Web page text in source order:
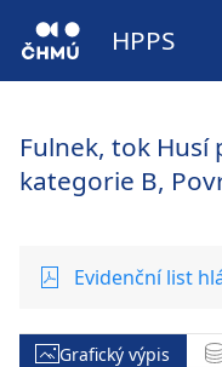
HPPS
Fulnek, tok
kategorie B,
Evidenční list
Grafický výpis